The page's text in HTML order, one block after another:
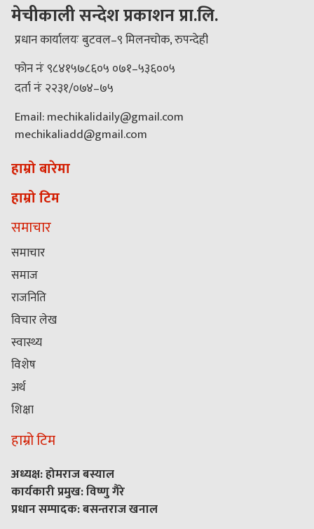
मेचीकाली सन्देश प्रकाशन प्रा.लि.
प्रधान कार्यालयः बुटवल–९ मिलनचोक, रुपन्देही
फोन नंः ९८४१५७८६०५ ०७१–५३६००५
दर्ता नंः २२३१/०७४–७५
Email: mechikalidaily@gmail.com
mechikaliadd@gmail.com
हाम्रो बारेमा
हाम्रो टिम
समाचार
समाचार
समाज
राजनिति
विचार लेख
स्वास्थ्य
विशेष
अर्थ
शिक्षा
हाम्रो टिम
अध्यक्ष: होमराज बस्याल
कार्यकारी प्रमुख: विष्णु गैरे
प्रधान सम्पादक: बसन्तराज खनाल